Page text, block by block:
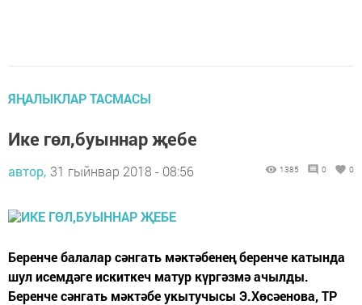
ЯҢАЛЫКЛАР ТАСМАСЫ
Ике гөл,буыннар җебе
автор, 31 гыйнвар 2018 - 08:56 1385 0 0
Беренче балалар сәнгать мәктәбенең беренче катында
шул исемдәге искиткеч матур күргәзмә ачылды.
Беренче сәнгать мәктәбе укытучысы Э.Хөсәенова, ТР